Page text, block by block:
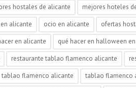
hostales de alicante mejores hoteles
alicante ocio en alicante ofertas
en alicante qué hacer en halloween
restaurante tablao flamenco alicante
tablao flamenco alicante
tablao flamenco